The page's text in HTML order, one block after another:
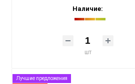
Наличие:
шт
Лучшие предложения